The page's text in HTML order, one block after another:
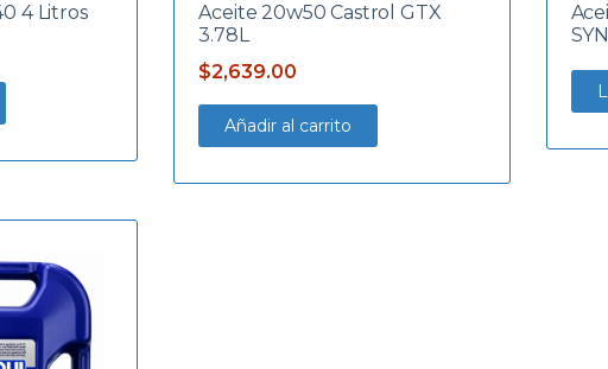
4 Litros
Aceite 20w50 Castrol GTX
3.78L
$2,639.00
Añadir al carrito